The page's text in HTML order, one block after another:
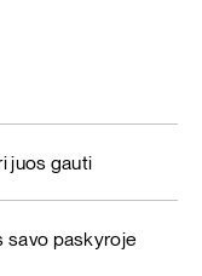
juos gauti
savo paskyroje